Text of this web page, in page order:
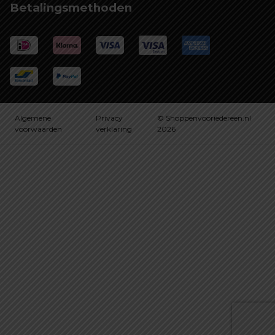
Betalingsmethoden
Algemene
voorwaarden
Privacy
verklaring
© Shoppenvooriedereen.nl
2026